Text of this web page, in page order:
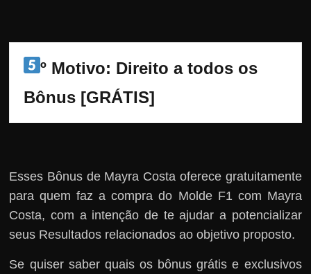
º Motivo: Direito a todos os
Bônus [GRÁTIS]
Esses Bônus de Mayra Costa oferece gratuitamente
para quem faz a compra do Molde F1 com Mayra
Costa, com a intenção de te ajudar a potencializar
seus Resultados relacionados ao objetivo proposto.
Se quiser saber quais os bônus grátis e exclusivos